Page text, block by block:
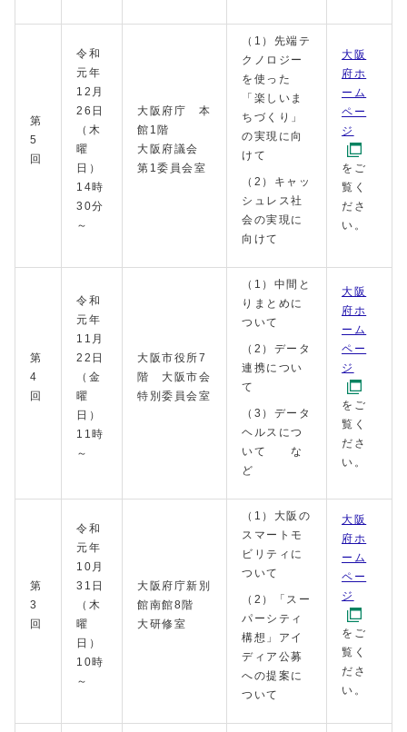
第
5
回
令和
元年
12月
26日
（木
曜
日）
14時
30分
～
大阪府庁 本
館1階
大阪府議会
第1委員会室
（1）先端テ
クノロジー
を使った
「楽しいま
ちづくり」
の実現に向
けて
（2）キャッ
シュレス社
会の実現に
向けて
大阪
府ホ
ーム
ペー
ジ
をご
覧く
ださ
い。
第
4
回
令和
元年
11月
22日
（金
曜
日）
11時
～
大阪市役所7
階 大阪市会
特別委員会室
（1）中間と
りまとめに
ついて
（2）データ
連携につい
て
（3）データ
ヘルスにつ
いて な
ど
大阪
府ホ
ーム
ペー
ジ
をご
覧く
ださ
い。
第
3
回
令和
元年
10月
31日
（木
曜
日）
10時
～
大阪府庁新別
館南館8階
大研修室
（1）大阪の
スマートモ
ビリティに
ついて
（2）「スー
パーシティ
構想」アイ
ディア公募
への提案に
ついて
大阪
府ホ
ーム
ペー
ジ
をご
覧く
ださ
い。